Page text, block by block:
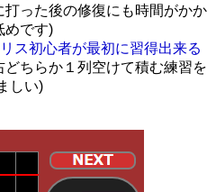
った後の修復にも時間がかか
めです)
ス初心者が最初に習得出来る
どちらか１列空けて積む練習を
しい)